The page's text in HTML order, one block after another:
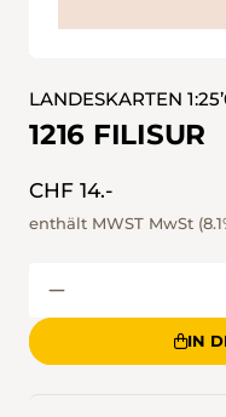
LANDESKARTEN
1216 FILISUR
CHF 14.-
enthält MWST MwSt
IN